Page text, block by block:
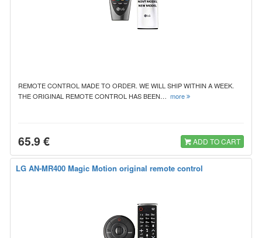
REMOTE CONTROL MADE TO ORDER. WE WILL SHIP WITHIN A WEEK.
THE ORIGINAL REMOTE CONTROL HAS BEEN… more
65.9 € ADD TO CART
LG AN-MR400 Magic Motion original remote control